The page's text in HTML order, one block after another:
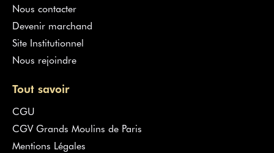
Nous contacter
Devenir marchand
Site Institutionnel
Nous rejoindre
Tout savoir
CGU
CGV Grands Moulins de Paris
Mentions Légales